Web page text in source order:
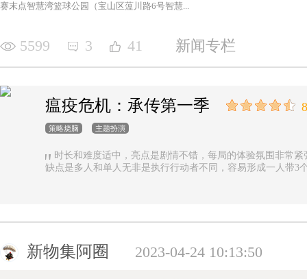
赛末点智慧湾篮球公园（宝山区蕰川路6号智慧...
5599 3 41 新闻专栏
瘟疫危机：承传第一季
策略烧脑 主题扮演
时长和难度适中，亮点是剧情不错，每局的体验氛围非常
缺点是多人和单人无非是执行行动者不同，容易形成一人带3
新物集阿圈 2023-04-24 10:13:50